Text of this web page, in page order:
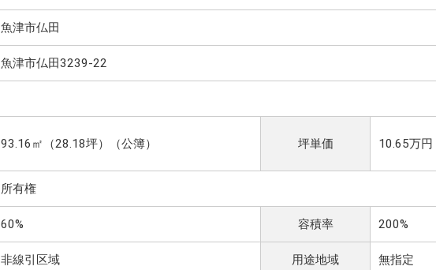
魚津市仏田
魚津市仏田3239-22
93.16㎡（28.18坪）（公簿） 坪単価 10.65万円
所有権
60% 容積率 200%
非線引区域 用途地域 無指定